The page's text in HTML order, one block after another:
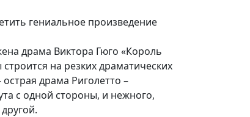
гениальное произведение
драма Виктора Гюго «Король
на резких драматических
драма Риголетто –
с одной стороны, и нежного,